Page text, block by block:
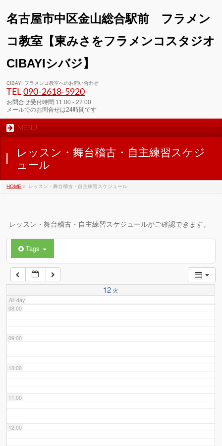
名古屋市中区金山総合駅前 フラメン
コ教室【東みさをフラメンコスタジオ
CIBAYIシバジ】
CIBAYI フラメンコ教室へのお問い合わせ
TEL090-2618‐5920
お問合せ受付時間 11:00 - 22:00
メールでのお問合せは24時間です
MENU
レッスン・舞台稽古・自主練習スケジ
ュール
HOME » レッスン・舞台稽古・自主練習スケジュール
レッスン・舞台稽古・自主練習スケジュールがご確認できます。
Tags
12 火
All-day
01:00
02:00
03:00
04:00
06:00
07:00
08:00
09:00
10:00
11:00
12:00